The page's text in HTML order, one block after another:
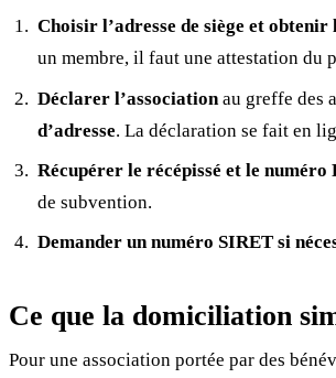
Choisir l’adresse de siège et
un membre, il faut une attestation du
Déclarer l’associationau greffe des
d’adresse. La déclaration se fait en
Récupérer le récépissé et le numéro
de subvention.
Demander un numéro SIRET si
Ce que la domiciliation
Pour une association portée par des